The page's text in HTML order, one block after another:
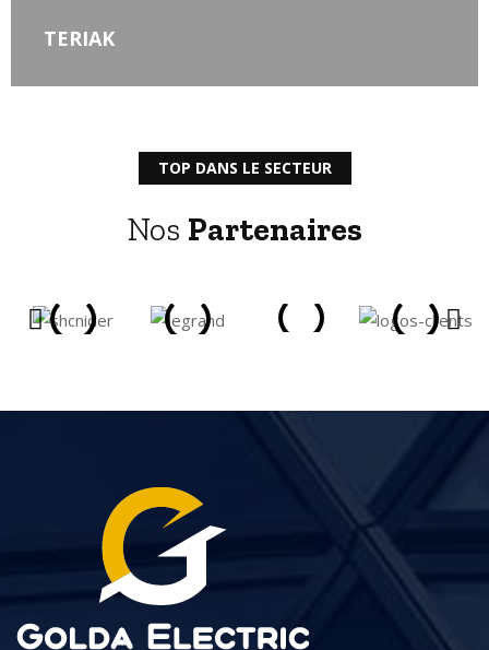
TERIAK
TOP DANS LE SECTEUR
Nos Partenaires